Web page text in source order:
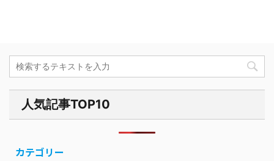
人気記事TOP10
カテゴリー